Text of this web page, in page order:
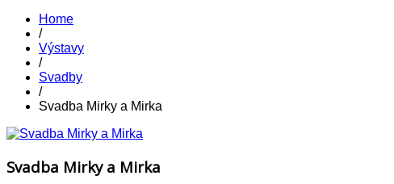
Home
/
Výstavy
/
Svadby
/
Svadba Mirky a Mirka
Svadba Mirky a Mirka